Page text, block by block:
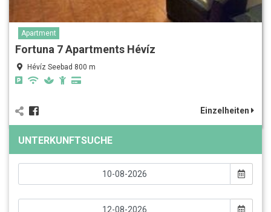
Apartment
Fortuna 7 Apartments Hévíz
Hévíz Seebad 800 m
Einzelheiten
UNTERKUNFTSUCHE